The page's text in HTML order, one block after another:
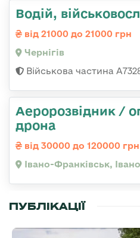
Водій,
від 21000 до 21000 грн
Чернігів
Військова частина
Аеророзвідник /
дрона
від 30000 до 120000 грн
Івано-Франківськ,
ПУБЛІКАЦІЇ